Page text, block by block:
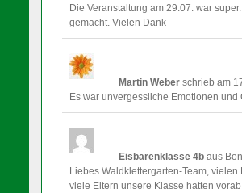
Die Veranstaltung am 29.07. war
gemacht. Vielen Dank
Martin Weberschrieb am
Es war unvergessliche Emotionen
Eisbärenklasse 4baus
Liebes Waldklettergarten-Team,
viele Eltern unsere Klasse hatten